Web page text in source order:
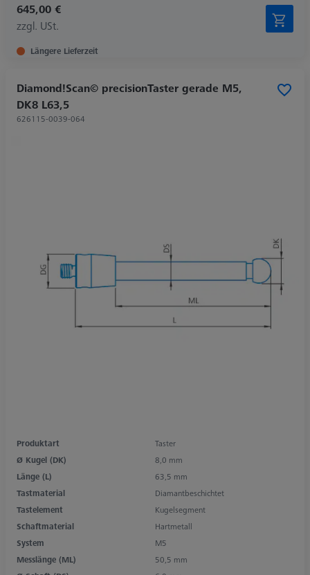
645,00 €
zzgl. USt.
Längere Lieferzeit
Diamond!Scan© precisionTaster gerade M5,
DK8 L63,5
626115-0039-064
Produktart
Taster
Ø Kugel (DK)
8,0 mm
Länge (L)
63,5 mm
Tastmaterial
Diamantbeschichtet
Tastelement
Kugelsegment
Schaftmaterial
Hartmetall
System
M5
Messlänge (ML)
50,5 mm